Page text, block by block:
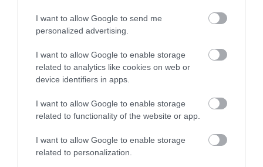
I want to allow Google to send me
personalized advertising.
I want to allow Google to enable storage
related to analytics like cookies on web or
device identifiers in apps.
I want to allow Google to enable storage
related to functionality of the website or app.
I want to allow Google to enable storage
related to personalization.
Jakabné Júlia Éva
Jelentés
2019. Július 20.
a szökés hajú hölgy
viselkedése kiábrándító volt! A
jeges kávé pocsék,